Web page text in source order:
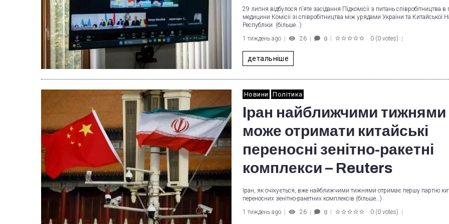
29 липня відбулося п’яте засідання Підкомісії з питань співробітництва в
медицини Комісії зі співробітництва між урядами України та Китайської
Республіки. (більше…)
1 тиждень ago
26 0 0 (0 votes)
детальніше
Новини Політика
Іран найближчими тижнями
може отримати китайські
переносні зенітно-ракетні
комплекси – Reuters
Іран, як очікується, вже найближчими тижнями отримає першу партію
переносних зенітно-ракетних комплексів (більше…)
1 тиждень ago
26 0 0 (0 votes)